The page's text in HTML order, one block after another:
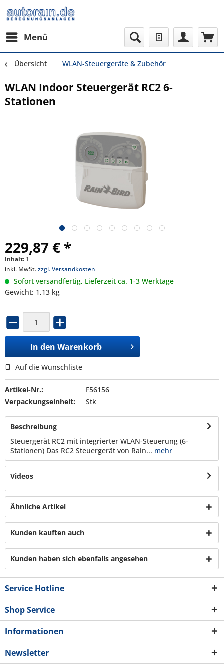
Menü
Übersicht WLAN-Steuergeräte & Zubehör
WLAN Indoor Steuergerät RC2 6-
Stationen
229,87 € *
Inhalt: 1
inkl. MwSt.zzgl. Versandkosten
Sofort versandfertig, Lieferzeit ca. 1-3 Werktage
Gewicht: 1,13 kg
In den Warenkorb
Auf die Wunschliste
Artikel-Nr.:
F56156
Verpackungseinheit:
Stk
Beschreibung
Steuergerät RC2 mit integrierter WLAN-Steuerung (6-
Stationen) Das RC2 Steuergerät von Rain... mehr
Videos
Ähnliche Artikel
Kunden kauften auch
Kunden haben sich ebenfalls angesehen
Service Hotline
Shop Service
Informationen
Newsletter